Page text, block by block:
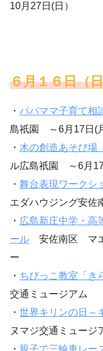
10月27日(日）
６月１６日（
・ パパママ子育て相
島祇園 ～6月17日(
・ 木の創造あそび場
ル広島祇園 ～6月17
・ 舞台表現ワークシ
エダハウジング安
・ 広島新庄中学・高
ール 安佐南区 マエ
ー
・ ちびっこ教室「き
交通ミュージアム
・ 世界キリンの日～
ヌマジ交通ミュー
・ 親子で三輪車レー